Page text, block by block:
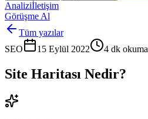
Analiziİletişim
Görüşme Al
Tüm yazılar
SEO
15 Eylül 2022 4 dk okuma
Site Haritası Nedir?